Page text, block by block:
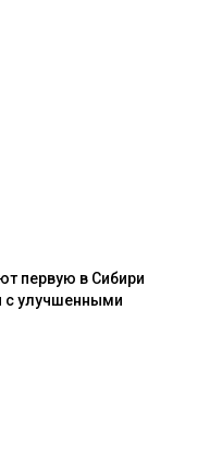
первую в Сибири
с улучшенными